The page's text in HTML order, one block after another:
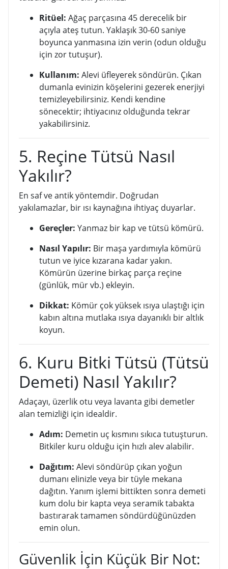
Ritüel: Ağaç parçasına 45 derecelik bir
açıyla ateş tutun. Yaklaşık 30-60 saniye
boyunca yanmasına izin verin (odun olduğu
için zor tutuşur).
Kullanım: Alevi üfleyerek söndürün. Çıkan
dumanla evinizin köşelerini gezerek enerjiyi
temizleyebilirsiniz. Kendi kendine
sönecektir; ihtiyacınız olduğunda tekrar
yakabilirsiniz.
5. Reçine Tütsü Nasıl
Yakılır?
En saf ve antik yöntemdir. Doğrudan
yakılamazlar, bir ısı kaynağına ihtiyaç duyarlar.
Gereçler: Yanmaz bir kap ve tütsü kömürü.
Nasıl Yapılır: Bir maşa yardımıyla kömürü
tutun ve iyice kızarana kadar yakın.
Kömürün üzerine birkaç parça reçine
(günlük, mür vb.) ekleyin.
Dikkat: Kömür çok yüksek ısıya ulaştığı için
kabın altına mutlaka ısıya dayanıklı bir altlık
koyun.
6. Kuru Bitki Tütsü (Tütsü
Demeti) Nasıl Yakılır?
Adaçayı, üzerlik otu veya lavanta gibi demetler
alan temizliği için idealdir.
Adım: Demetin uç kısmını sıkıca tutuşturun.
Bitkiler kuru olduğu için hızlı alev alabilir.
Dağıtım: Alevi söndürüp çıkan yoğun
dumanı elinizle veya bir tüyle mekana
dağıtın. Yanım işlemi bittikten sonra demeti
kum dolu bir kapta veya seramik tabakta
bastırarak tamamen söndürdüğünüzden
emin olun.
Güvenlik İçin Küçük Bir Not: